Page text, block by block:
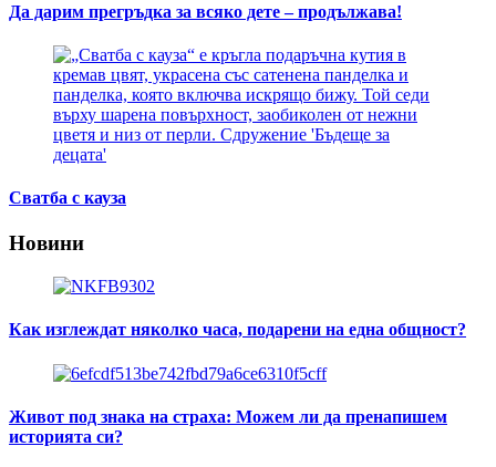
Да дарим прегръдка за всяко дете – продължава!
Сватба с кауза
Новини
Как изглеждат няколко часа, подарени на една общност?
Живот под знака на страха: Можем ли да пренапишем
историята си?